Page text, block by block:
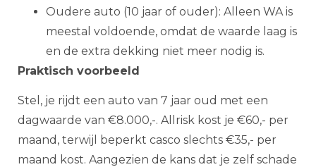
Oudere auto (10 jaar of ouder): Alleen WA is
meestal voldoende, omdat de waarde laag is
en de extra dekking niet meer nodig is.
Praktisch voorbeeld
Stel, je rijdt een auto van 7 jaar oud met een
dagwaarde van €8.000,-. Allrisk kost je €60,- per
maand, terwijl beperkt casco slechts €35,- per
maand kost. Aangezien de kans dat je zelf schade